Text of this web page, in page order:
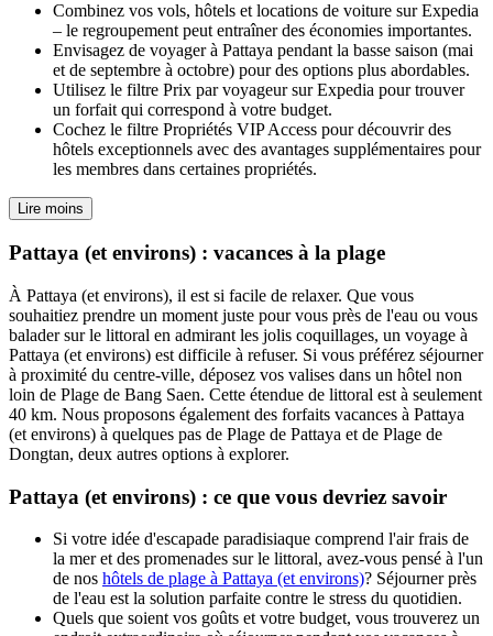
Combinez vos vols, hôtels et locations de voiture sur Expedia
– le regroupement peut entraîner des économies importantes.
Envisagez de voyager à Pattaya pendant la basse saison (mai
et de septembre à octobre) pour des options plus abordables.
Utilisez le filtre Prix par voyageur sur Expedia pour trouver
un forfait qui correspond à votre budget.
Cochez le filtre Propriétés VIP Access pour découvrir des
hôtels exceptionnels avec des avantages supplémentaires pour
les membres dans certaines propriétés.
Lire moins
Pattaya (et environs) : vacances à la plage
À Pattaya (et environs), il est si facile de relaxer. Que vous
souhaitiez prendre un moment juste pour vous près de l'eau ou vous
balader sur le littoral en admirant les jolis coquillages, un voyage à
Pattaya (et environs) est difficile à refuser. Si vous préférez séjourner
à proximité du centre-ville, déposez vos valises dans un hôtel non
loin de Plage de Bang Saen. Cette étendue de littoral est à seulement
40 km. Nous proposons également des forfaits vacances à Pattaya
(et environs) à quelques pas de Plage de Pattaya et de Plage de
Dongtan, deux autres options à explorer.
Pattaya (et environs) : ce que vous devriez savoir
Si votre idée d'escapade paradisiaque comprend l'air frais de
la mer et des promenades sur le littoral, avez-vous pensé à l'un
de nos hôtels de plage à Pattaya (et environs)? Séjourner près
de l'eau est la solution parfaite contre le stress du quotidien.
Quels que soient vos goûts et votre budget, vous trouverez un